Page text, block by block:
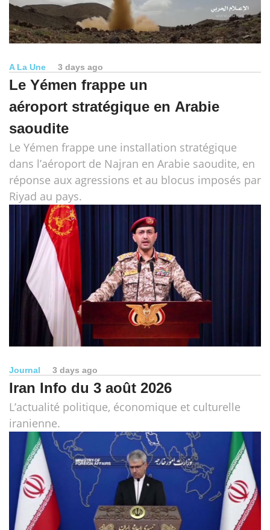
A La Une 3 days ago
Le Yémen frappe un
aéroport stratégique en Arabie
saoudite
Le Yémen frappe une installation stratégique
dans l’aéroport de Najran en Arabie saoudite, en
réponse aux agressions et au blocus imposés par
Riyad au pays.
Journal 3 days ago
Iran Info du 3 août 2026
L’actualité politique, économique et culturelle
iranienne.